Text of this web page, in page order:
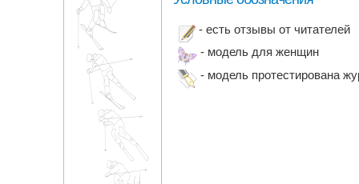
- есть отзывы от читателей
- модель для женщин
- модель протестирована